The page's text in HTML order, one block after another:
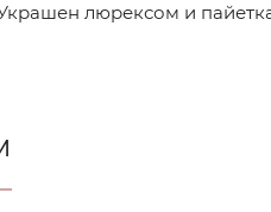
люрексом и